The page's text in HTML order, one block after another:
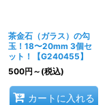
茶金石（ガラス）の勾
玉！18〜20mm 3個セ
ット！【G240455】
500円 ～ (税込)
カートに入れる